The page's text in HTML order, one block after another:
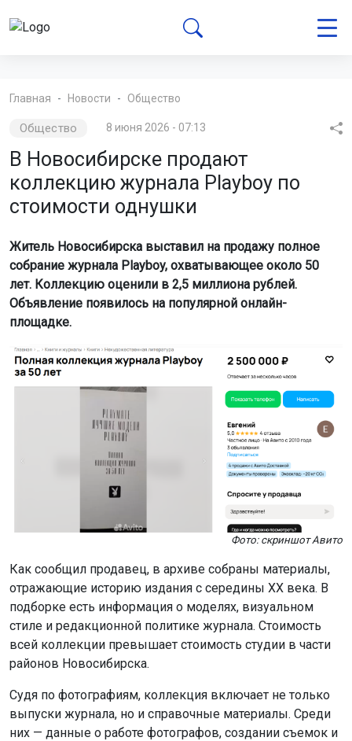
Главная Новости Общество
Общество 8 июня 2026 - 07:13
В Новосибирске продают
коллекцию журнала Playboy по
стоимости однушки
Житель Новосибирска выставил на продажу полное
собрание журнала Playboy, охватывающее около 50
лет. Коллекцию оценили в 2,5 миллиона рублей.
Объявление появилось на популярной онлайн-
площадке.
Фото: скриншот Авито
Как сообщил продавец, в архиве собраны материалы,
отражающие историю издания с середины XX века. В
подборке есть информация о моделях, визуальном
стиле и редакционной политике журнала. Стоимость
всей коллекции превышает стоимость студии в части
районов Новосибирска.
Судя по фотографиям, коллекция включает не только
выпуски журнала, но и справочные материалы. Среди
них — данные о работе фотографов, создании съемок и